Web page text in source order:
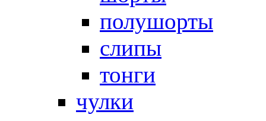
полушорты
слипы
тонги
чулки